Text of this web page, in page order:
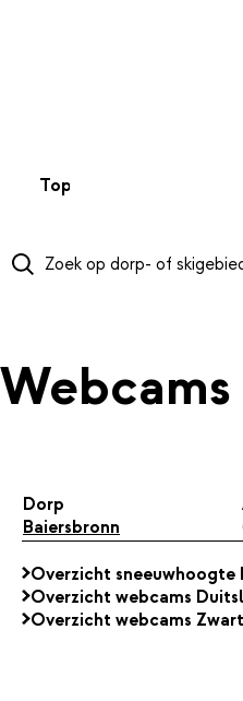
Top 50
Dorp
Baiersbronn
Overzicht sneeuwhoogte
Overzicht webcams
Overzicht webcams